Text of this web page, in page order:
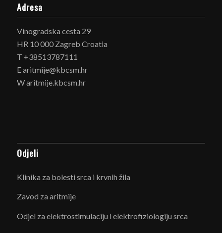
Adresa
Vinogradska cesta 29
HR 10 000 Zagreb Croatia
T +38513787111
E aritmije@kbcsm.hr
W aritmije.kbcsm.hr
Odjeli
Klinika za bolesti srca i krvnih žila
Zavod za aritmije
Odjel za elektrostimulaciju i elektrofiziologiju srca